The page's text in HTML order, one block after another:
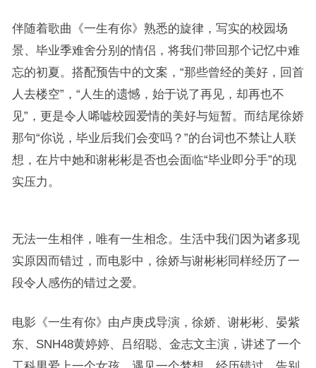
伴随着歌曲《一生有你》熟悉的旋律，写实的校园场
景、毕业季难舍分别的情侣，将我们带回那个记忆中难
忘的初夏。搭配预告中的文案，“那些曾经的美好，回首
人去楼空”，“人生的遗憾，始于说了再见，却再也不
见”，更是令人唏嘘校园爱情的美好与短暂。而结尾徐娇
那句“你说，毕业后我们会变吗？”的台词也不禁让人联
想，在片中她和谢彬彬是否也会面临“毕业即分手”的现
实压力。
无法一生相伴，唯有一生相念。生活中我们因为诸多现
实原因而错过，而电影中，徐娇与谢彬彬同样经历了一
段令人感伤的错过之爱。
电影《一生有你》由卢庚戌导演，徐娇、谢彬彬、晏紫
东、SNH48黄婷婷、吕绍聪、金志文主演，讲述了一个